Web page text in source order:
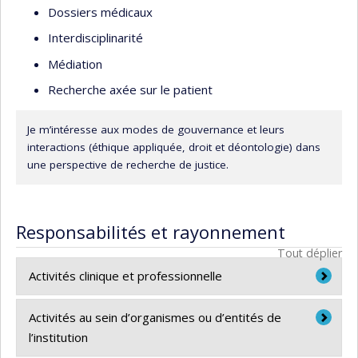
Dossiers médicaux
Interdisciplinarité
Médiation
Recherche axée sur le patient
Je m’intéresse aux modes de gouvernance et leurs
interactions (éthique appliquée, droit et déontologie) dans
une perspective de recherche de justice.
Responsabilités et rayonnement
Tout déplier
Activités clinique et professionnelle
Depuis 2007:
Chargée de cours, Université de Sherbrooke
Activités au sein d’organismes ou d’entités de
l’institution